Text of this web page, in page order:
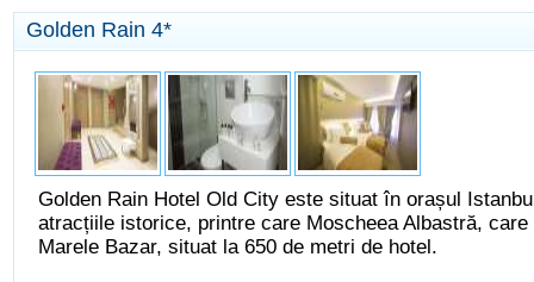
Golden Rain 4*
Golden Rain Hotel Old City este situat în orașul
atracțiile istorice, printre care Moscheea Albastră,
Marele Bazar, situat la 650 de metri de hotel.